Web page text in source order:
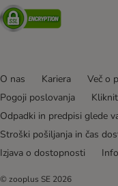
Security
O nas Kariera Več o
Pogoji poslovanja
Odpadki in predpisi glede
Stroški pošiljanja in čas
Izjava o dostopnosti
© zooplus SE 2026